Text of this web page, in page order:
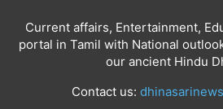
Current affairs, Entertainment,
portal in Tamil with National
our ancient Hindu
Contact us: